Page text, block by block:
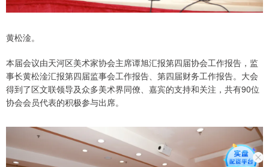
黄松淦。
本届会议由天河区美术家协会主席谭旭汇报第四届协会工作报告，监
事长黄松淦汇报第四届监事会工作报告、第四届财务工作报告。大会
得到了区文联领导及众多美术界同僚、嘉宾的支持和关注，共有90位
协会会员代表的积极参与出席。